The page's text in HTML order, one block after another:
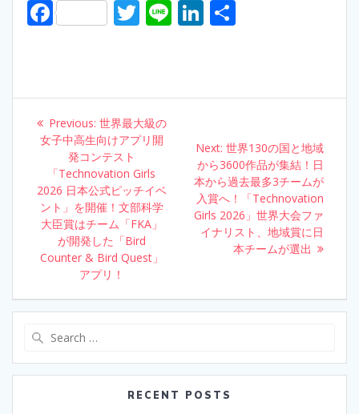
F
b
o
o
k
T
er
Li Li
e
n
e
Post
navigation
Previous: Previous
post:
世界最大級の
女子中高生向けアプリ開
発コンテスト
「Technovation Girls
2026 日本公式ピッチイベ
ント」を開催！文部科学
大臣賞はチーム「FKA」
が開発した「Bird
Counter & Bird Quest」
アプリ！
Next: Next
post:
世界130の国と地域
から3600作品が集結！日
本から過去最多3チームが
入賞へ！「Technovation
Girls 2026」世界大会ファ
イナリスト、地域賞に日
本チームが選出
RECENT POSTS